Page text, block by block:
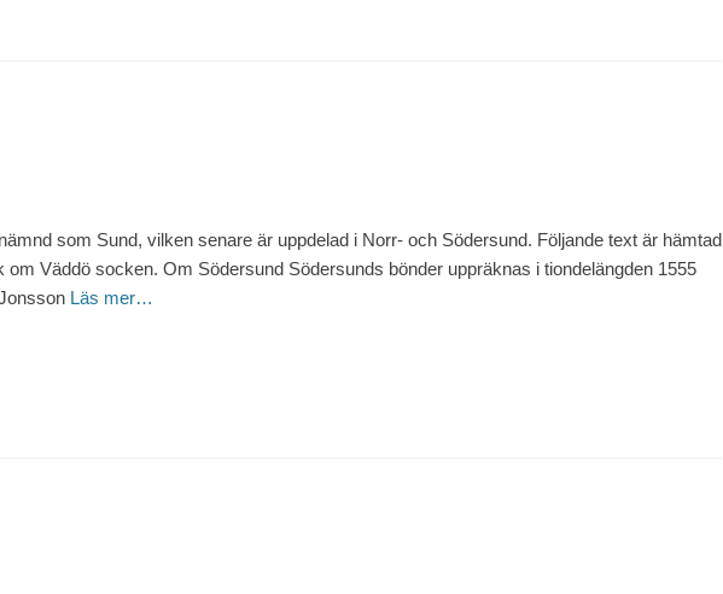
som Sund, vilken senare är uppdelad i Norr- och Södersund. Följande text är hämtad
Väddö socken. Om Södersund Södersunds bönder uppräknas i tiondelängden 1555
Läs mer…